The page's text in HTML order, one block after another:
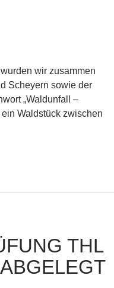
wir zusammen
Scheyern sowie der
„Waldunfall –
Waldstück zwischen
THL